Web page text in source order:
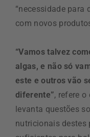
“necessidade para
com novos
“Vamos talvez
algas, e não só
este e outros vão
diferente”, refere
levanta questões
nutricionais destes